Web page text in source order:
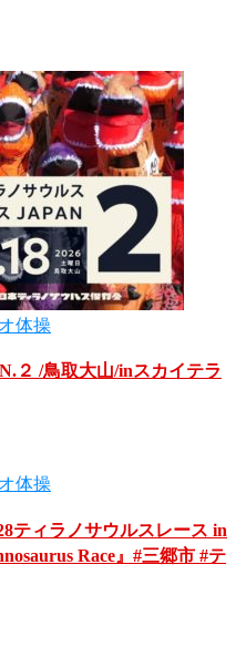
体操
２ /鳥取大山/inスカイテラ
体操
ティラノサウルスレース in
Race』#三郷市 #テ